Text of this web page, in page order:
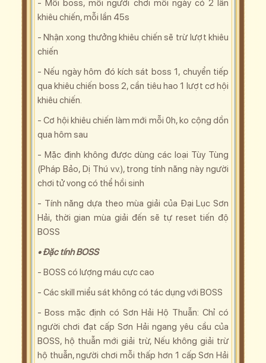
- Mỗi boss, mỗi người chơi mỗi ngày có 2 lần
khiêu chiến, mỗi lần 45s
- Nhận xong thưởng khiêu chiến sẽ trừ lượt khiêu
chiến
- Nếu ngày hôm đó kích sát boss 1, chuyển tiếp
qua khiêu chiến boss 2, cần tiêu hao 1 lượt cơ hội
khiêu chiến.
- Cơ hội khiêu chiến làm mới mỗi 0h, ko cộng dồn
qua hôm sau
- Mặc định không được dùng các loại Tùy Tùng
(Pháp Bảo, Dị Thú v.v.), trong tính năng này người
chơi tử vong có thể hồi sinh
- Tính năng dựa theo mùa giải của Đại Lục Sơn
Hải, thời gian mùa giải đến sẽ tự reset tiến độ
BOSS
• Đặc tính BOSS
- BOSS có lượng máu cực cao
- Các skill miểu sát không có tác dụng với BOSS
- Boss mặc định có Sơn Hải Hộ Thuẫn: Chỉ có
người chơi đạt cấp Sơn Hải ngang yêu cầu của
BOSS, hộ thuẫn mới giải trừ, Nếu không giải trừ
hộ thuẫn, người chơi mỗi thấp hơn 1 cấp Sơn Hải